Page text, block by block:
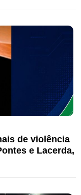
de violência
e Lacerda,